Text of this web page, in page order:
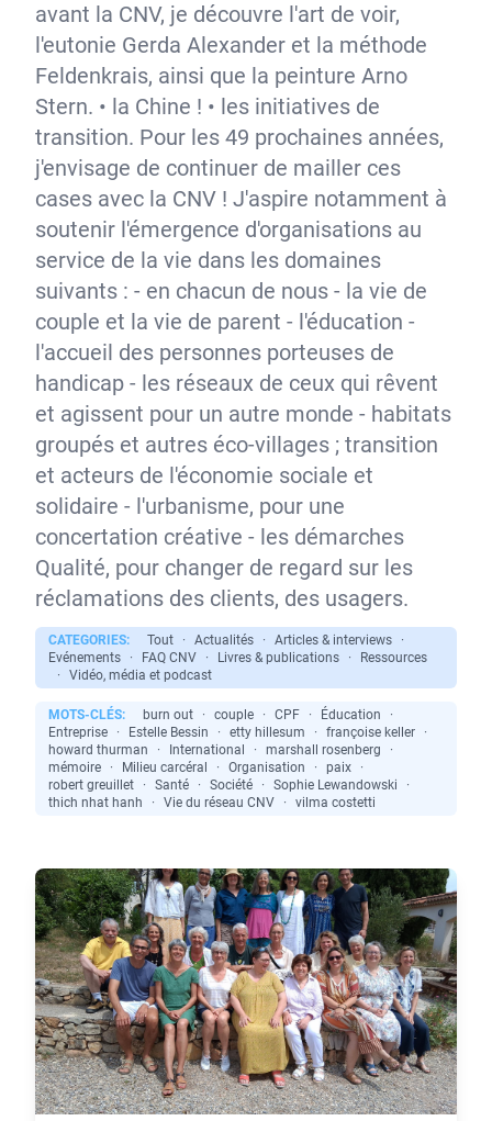
avant la CNV, je découvre l'art de voir,
l'eutonie Gerda Alexander et la méthode
Feldenkrais, ainsi que la peinture Arno
Stern. • la Chine ! • les initiatives de
transition. Pour les 49 prochaines années,
j'envisage de continuer de mailler ces
cases avec la CNV ! J'aspire notamment à
soutenir l'émergence d'organisations au
service de la vie dans les domaines
suivants : - en chacun de nous - la vie de
couple et la vie de parent - l'éducation -
l'accueil des personnes porteuses de
handicap - les réseaux de ceux qui rêvent
et agissent pour un autre monde - habitats
groupés et autres éco-villages ; transition
et acteurs de l'économie sociale et
solidaire - l'urbanisme, pour une
concertation créative - les démarches
Qualité, pour changer de regard sur les
réclamations des clients, des usagers.
CATEGORIES: Tout · Actualités · Articles & interviews
·
Evénements
· FAQ CNV · Livres & publications ·
Ressources
·
Vidéo, média et podcast
MOTS-CLÉS: burn out · couple · CPF · Éducation
·
Entreprise
· Estelle Bessin · etty hillesum · françoise keller
·
howard thurman
· International · marshall rosenberg
·
mémoire
· Milieu carcéral · Organisation · paix
·
robert greuillet
· Santé · Société · Sophie Lewandowski
·
thich nhat hanh
· Vie du réseau CNV · vilma costetti